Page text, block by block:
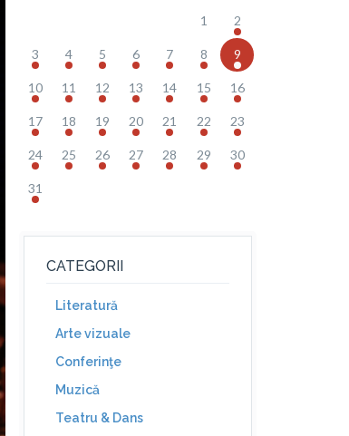
1 2
3 4 5 6 7 8 9
10 11 12 13 14 15 16
17 18 19 20 21 22 23
24 25 26 27 28 29 30
31
CATEGORII
Literatură
Arte vizuale
Conferinţe
Muzică
Teatru & Dans